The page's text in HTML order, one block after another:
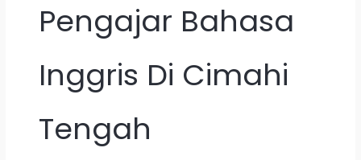
Pengajar Bahasa
Inggris Di Cimahi
Tengah